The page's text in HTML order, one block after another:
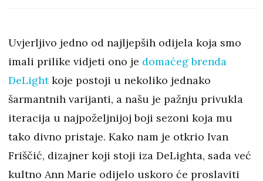
Uvjerljivo jedno od najljepših odijela koja smo
imali prilike vidjeti ono je domaćeg brenda
DeLightkoje postoji u nekoliko jednako
šarmantnih varijanti, a našu je pažnju privukla
iteracija u najpoželjnijoj boji sezoni koja mu
tako divno pristaje. Kako nam je otkrio Ivan
Friščić, dizajner koji stoji iza DeLighta, sada već
kultno Ann Marie odijelo uskoro će proslaviti